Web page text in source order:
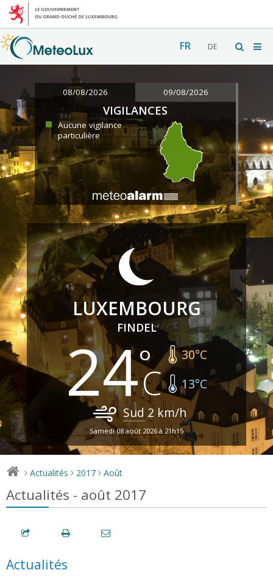
FR DE
08/08/2026 09/08/2026
VIGILANCES
Aucune vigilance
particulière
LUXEMBOURG
FINDEL
24 30°C
13°C
Sud 2 km/h
Samedi 08 août 2026 à 21h15
> Actualités > 2017 > Août
Actualités - août 2017
Actualités